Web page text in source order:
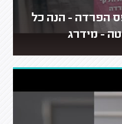
הפרדה - הנה כל
- מידרג